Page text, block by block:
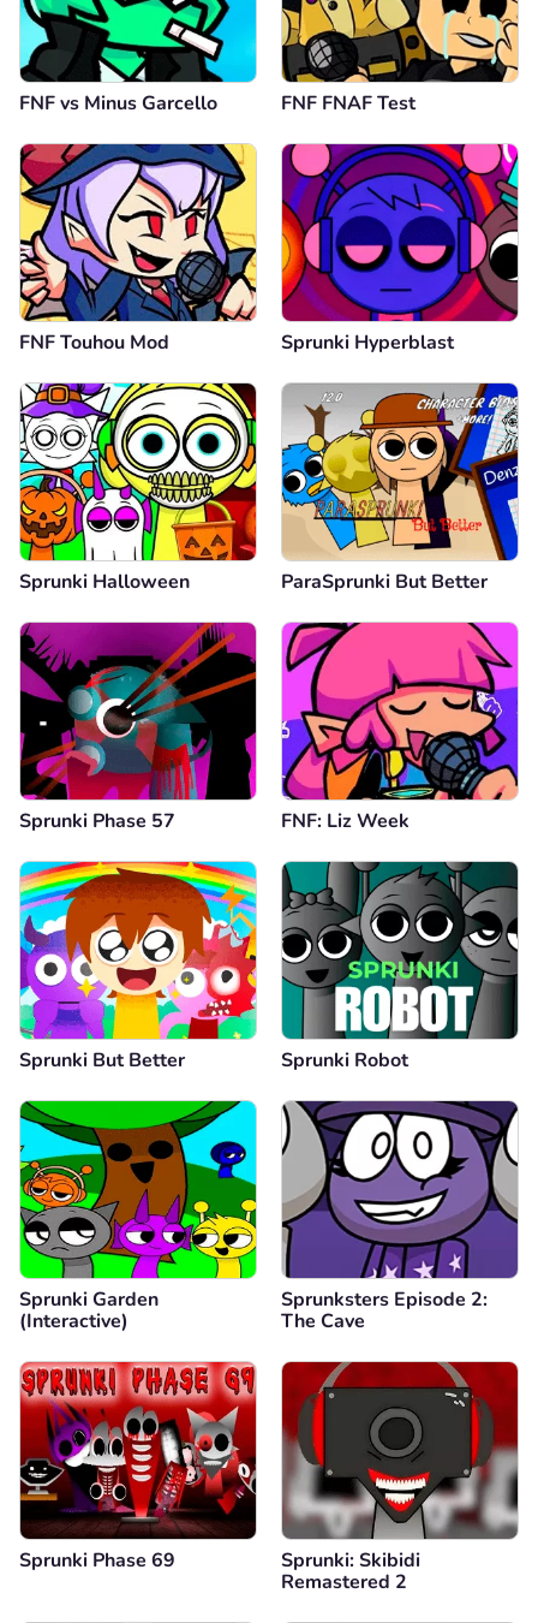
FNF vs Minus Garcello FNF FNAF Test
FNF Touhou Mod Sprunki Hyperblast
Sprunki Halloween ParaSprunki But Better
Sprunki Phase 57 FNF: Liz Week
Sprunki But Better Sprunki Robot
Sprunki Garden
(Interactive)
Sprunksters Episode 2:
The Cave
Sprunki Phase 69
Sprunki: Skibidi
Remastered 2